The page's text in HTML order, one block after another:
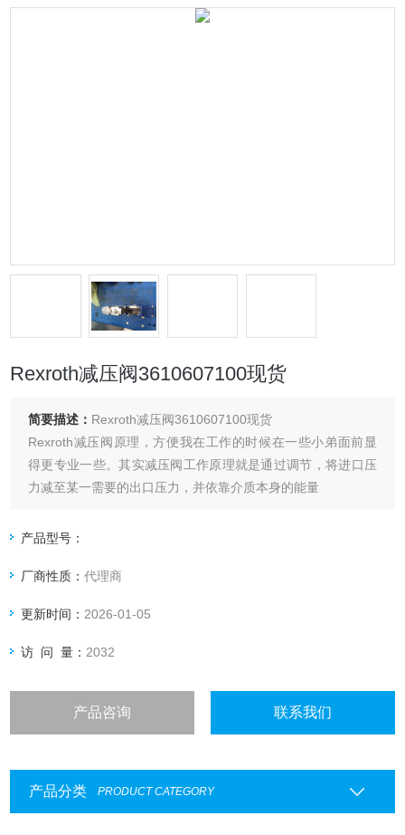
Rexroth减压阀3610607100现货
简要描述： Rexroth减压阀3610607100现货
Rexroth减压阀原理，方便我在工作的时候在一些小弟面前显
得更专业一些。其实减压阀工作原理就是通过调节，将进口压
力减至某一需要的出口压力，并依靠介质本身的能量
产品型号：
厂商性质：代理商
更新时间： 2026-01-05
访 问 量： 2032
产品咨询 联系我们
产品分类 PRODUCT CATEGORY